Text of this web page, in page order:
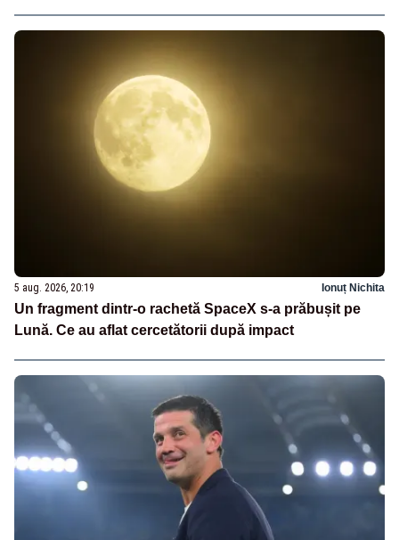
5 aug. 2026, 20:19 Ionuț Nichita
Un fragment dintr-o rachetă SpaceX s-a prăbușit pe
Lună. Ce au aflat cercetătorii după impact